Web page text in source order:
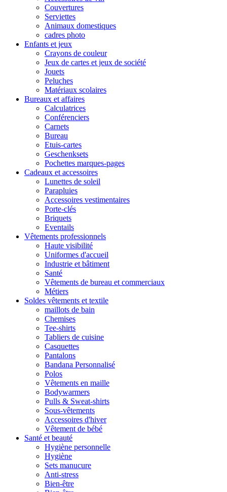
Couvertures
Serviettes
Animaux domestiques
cadres photo
Enfants et jeux
Crayons de couleur
Jeux de cartes et jeux de société
Jouets
Peluches
Matériaux scolaires
Bureaux et affaires
Calculatrices
Conférenciers
Carnets
Bureau
Etuis-cartes
Geschenksets
Pochettes marques-pages
Cadeaux et accessoires
Lunettes de soleil
Parapluies
Accessoires vestimentaires
Porte-clés
Briquets
Eventails
Vêtements professionnels
Haute visibilité
Uniformes d'accueil
Industrie et bâtiment
Santé
Vêtements de bureau et commerciaux
Métiers
Soldes vêtements et textile
maillots de bain
Chemises
Tee-shirts
Tabliers de cuisine
Casquettes
Pantalons
Bandana Personnalisé
Polos
Vêtements en maille
Bodywarmers
Pulls & Sweat-shirts
Sous-vêtements
Accessoires d'hiver
Vêtement de bébé
Santé et beauté
Hygiène personnelle
Hygiène
Sets manucure
Anti-stress
Bien-être